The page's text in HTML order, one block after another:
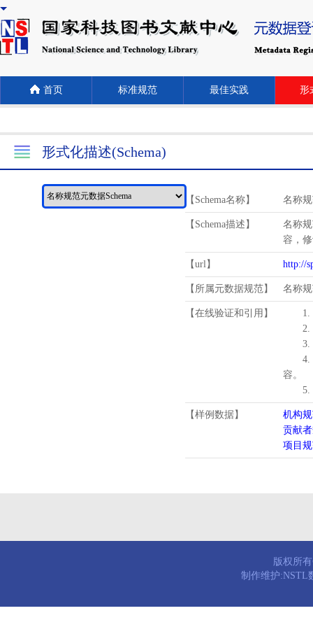
首页 标准规范 最佳实践 形
形式化描述(Schema)
【Schema名称】 名称规
【Schema描述】
名称
容，
【url】 http://
【所属元数据规范】 名称
【在线验证和引用】
1.
2.
3.
4.
容。
5.
【样例数据】
机构
贡献
项目
版权所
制作维护:NSTL